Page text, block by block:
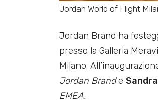
Jordan World of Flight
Jordan Brand ha
presso la Galleria
Milano.
Jordan Brande
EMEA.